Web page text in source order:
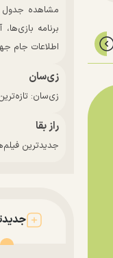
برنامه
اطلاعات جام
زی‌سان
زی‌سان:
راز بقا
جدیدترین